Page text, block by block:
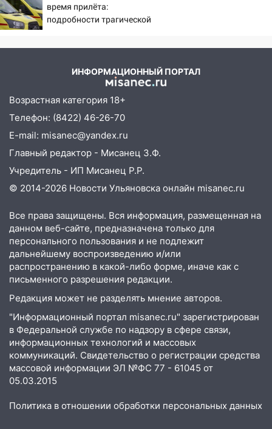
время прилёта:
подробности трагической
ИНФОРМАЦИОННЫЙ ПОРТАЛ
Возрастная категория 18+
Телефон: (8422) 46-26-70
E-mail: misanec@yandex.ru
Главный редактор - Мисанец З.Ф.
Учредитель - ИП Мисанец Р.Р.
© 2014-2026 Новости Ульяновска онлайн misanec.ru
Все права защищены. Вся информация, размещенная на
данном веб-сайте, предназначена только для
персонального пользования и не подлежит
дальнейшему воспроизведению и/или
распространению в какой-либо форме, иначе как с
письменного разрешения редакции.
Редакция может не разделять мнение авторов.
"Информационный портал misanec.ru" зарегистрирован
в Федеральной службе по надзору в сфере связи,
информационных технологий и массовых
коммуникаций. Свидетельство о регистрации средства
массовой информации ЭЛ №ФС 77 - 61045 от
05.03.2015
Политика в отношении обработки персональных данных